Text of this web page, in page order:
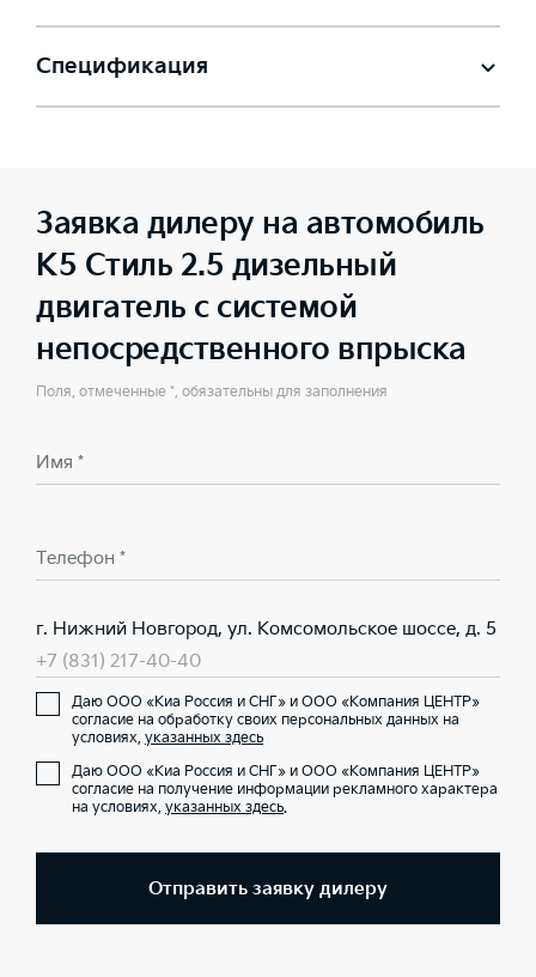
Спецификация
Заявка дилеру на автомобиль
K5 Стиль 2.5 дизельный
двигатель с системой
непосредственного впрыска
Поля, отмеченные *, обязательны для заполнения
Имя *
Телефон *
г. Нижний Новгород, ул. Комсомольское шоссе, д. 5
+7 (831) 217-40-40
Даю ООО «Киа Россия и СНГ» и ООО «Компания ЦЕНТР»
согласие на обработку своих персональных данных на
условиях, указанных здесь
Даю ООО «Киа Россия и СНГ» и ООО «Компания ЦЕНТР»
согласие на получение информации рекламного характера
на условиях, указанных здесь.
Отправить заявку дилеру